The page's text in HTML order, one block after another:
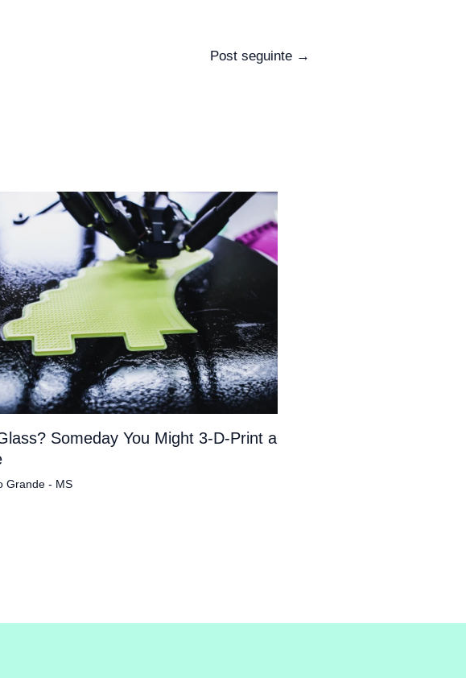
Post seguinte →
Someday You Might 3-D-Print a
Grande - MS